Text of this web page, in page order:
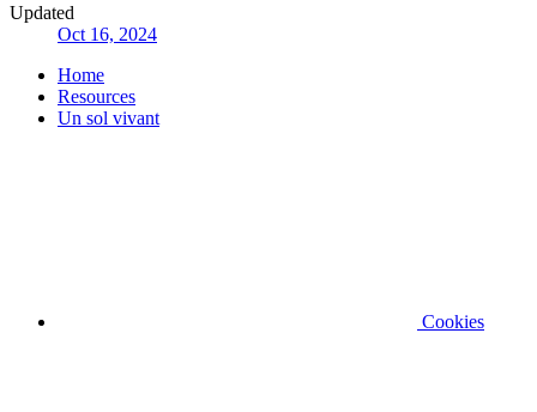
Updated
Oct 16, 2024
Home
Resources
Un sol vivant
Cookies